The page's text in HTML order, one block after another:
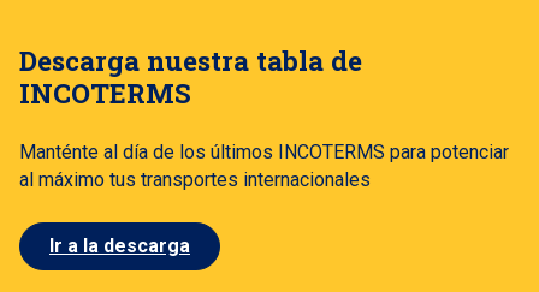
Descarga nuestra tabla de
INCOTERMS
Manténte al día de los últimos INCOTERMS para potenciar
al máximo tus transportes internacionales
Ir a la descarga